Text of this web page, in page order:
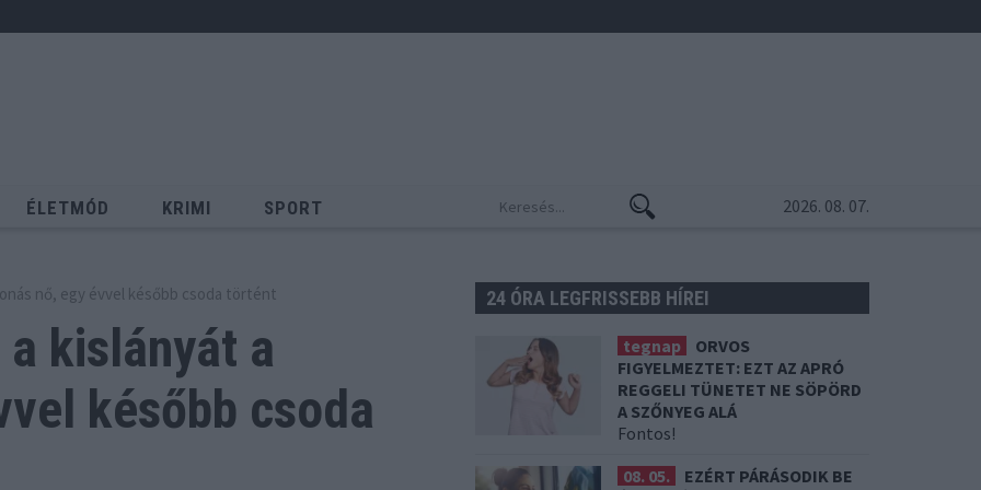
ÉLETMÓD KRIMI SPORT 2026. 08. 07.
nő, egy évvel később csoda történt
kislányát a
később csoda
24 ÓRA LEGFRISSEBB HÍREI
tegnap
ORVOS
FIGYELMEZTET: EZT AZ APRÓ
REGGELI TÜNETET NE SÖPÖRD
A SZŐNYEG ALÁ
Fontos!
08. 05.
EZÉRT PÁRÁSODIK BE